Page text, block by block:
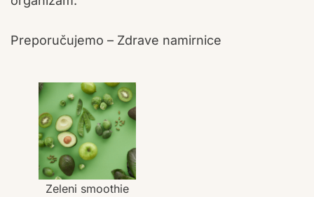
Preporučujemo – Zdrave namirnice
Zeleni smoothie